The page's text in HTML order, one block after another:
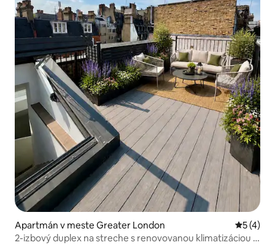
Apartmán v meste Greater London
5 (4)
2-izbový duplex na streche s renovovanou klimatizáciou |